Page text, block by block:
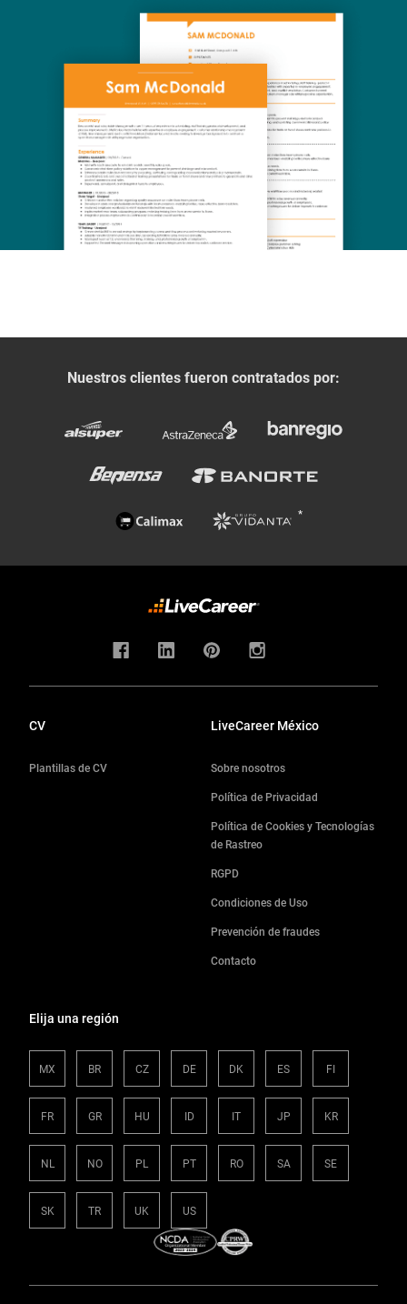
Nuestros clientes fueron contratados por:
CV
Plantillas de CV
LiveCareer México
Sobre nosotros
Política de Privacidad
Política de Cookies y Tecnologías
de Rastreo
RGPD
Condiciones de Uso
Prevención de fraudes
Contacto
Elija una región
MX BR CZ DE DK ES FI
FR GR HU ID IT JP KR
NL NO PL PT RO SA SE
SK TR UK US